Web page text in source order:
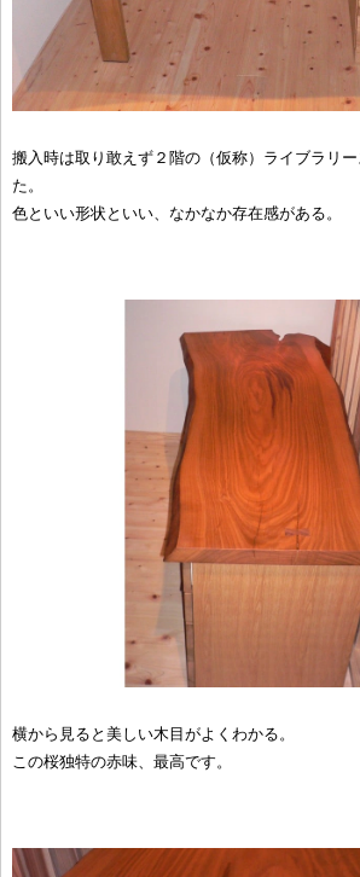
搬入時は取り敢えず２階の（仮称）ライブラリ
た。
色といい形状といい、なかなか存在感がある。
横から見ると美しい木目がよくわかる。
この桜独特の赤味、最高です。